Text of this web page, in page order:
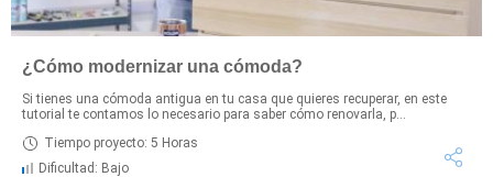
¿Cómo modernizar una cómoda?
Si tienes una cómoda antigua en tu casa que quieres recuperar, en este
tutorial te contamos lo necesario para saber cómo renovarla, p...
Tiempo proyecto: 5 Horas
Dificultad: Bajo